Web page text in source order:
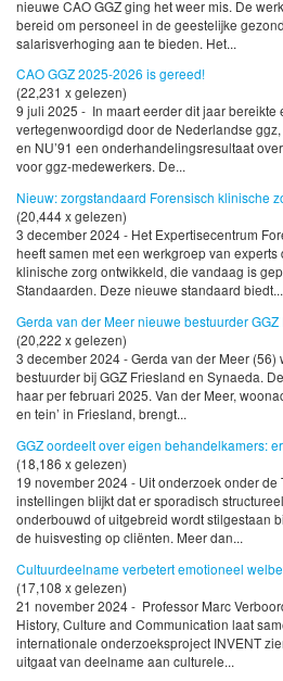
nieuwe CAO GGZ ging het weer mis. De
bereid om personeel in de geestelijke
salarisverhoging aan te bieden. Het...
CAO GGZ 2025-2026 is gereed!
(22,231 x gelezen)
9 juli 2025 - In maart eerder dit jaar bereikte
vertegenwoordigd door de Nederlandse
en NU’91 een onderhandelingsresultaat
voor ggz-medewerkers. De...
Nieuw: zorgstandaard Forensisch klinische
(20,444 x gelezen)
3 december 2024 - Het Expertisecentrum
heeft samen met een werkgroep van
klinische zorg ontwikkeld, die vandaag is
Standaarden. Deze nieuwe standaard biedt...
Gerda van der Meer nieuwe bestuurder GGZ
(20,222 x gelezen)
3 december 2024 - Gerda van der Meer
bestuurder bij GGZ Friesland en Synaeda.
haar per februari 2025. Van der Meer,
en tein’ in Friesland, brengt...
GGZ oordeelt over eigen behandelkamers:
(18,186 x gelezen)
19 november 2024 - Uit onderzoek onder de
instellingen blijkt dat er sporadisch
onderbouwd of uitgebreid wordt stilgestaan
de huisvesting op cliënten. Meer dan...
Cultuurdeelname verbetert emotioneel
(17,108 x gelezen)
21 november 2024 - Professor Marc
History, Culture and Communication laat
internationale onderzoeksproject INVENT
uitgaat van deelname aan culturele...